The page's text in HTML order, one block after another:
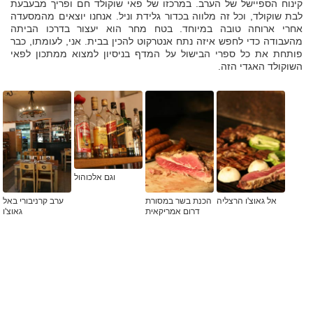
קינוח הספיישל של הערב. במרכזו של פאי שוקולד חם ופריך מבעבעת
לבת שוקולד, וכל זה מלווה בכדור גלידת וניל. אנחנו יוצאים מהמסעדה
אחרי ארוחה טובה במיוחד. בטח מחר הוא יעצור בדרכו הביתה
מהעבודה כדי לחפש איזה נתח אנטרקוט להכין בבית. אני, לעומתו, כבר
פותחת את כל ספרי הבישול על המדף בניסיון למצוא ממתכון לפאי
השוקולד האגדי הזה.
אל גאוצ'ו הרצליה
הכנת בשר במסורת
דרום אמריקאית
וגם אלכוהול
ערב קרניבורי באל
גאוצ'ו